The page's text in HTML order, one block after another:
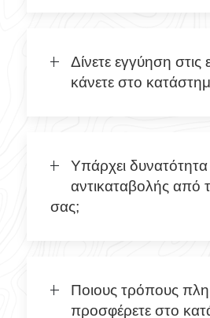
Δίνετε εγγύηση στις
κάνετε στο
Υπάρχει
αντικαταβολής από
σας;
Ποιους τρόπους
προσφέρετε στο